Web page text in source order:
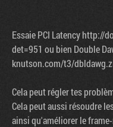
Essaie PCI Latency http://
det=951 ou bien Double
knutson.com/t3/
Cela peut régler tes
Cela peut aussi résoudre
ainsi qu'améliorer le